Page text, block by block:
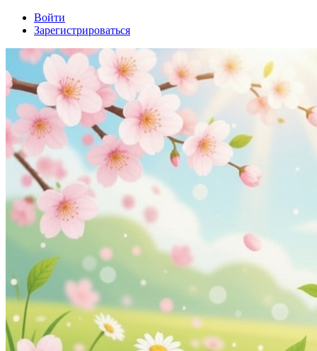
Войти
Зарегистрироваться